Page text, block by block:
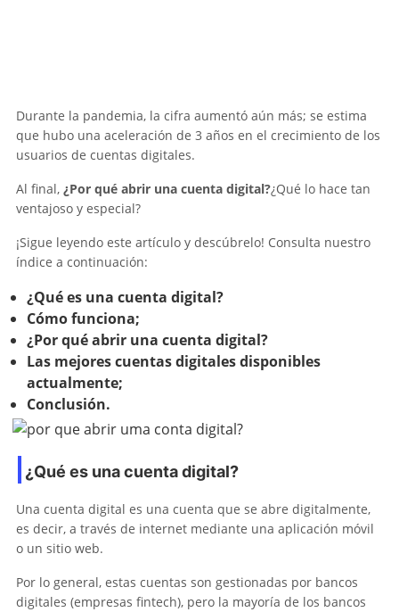
Durante la pandemia, la cifra aumentó aún más; se estima
que hubo una aceleración de 3 años en el crecimiento de los
usuarios de cuentas digitales.
Al final, ¿Por qué abrir una cuenta digital?¿Qué lo hace tan
ventajoso y especial?
¡Sigue leyendo este artículo y descúbrelo! Consulta nuestro
índice a continuación:
¿Qué es una cuenta digital?
Cómo funciona;
¿Por qué abrir una cuenta digital?
Las mejores cuentas digitales disponibles
actualmente;
Conclusión.
¿Qué es una cuenta digital?
Una cuenta digital es una cuenta que se abre digitalmente,
es decir, a través de internet mediante una aplicación móvil
o un sitio web.
Por lo general, estas cuentas son gestionadas por bancos
digitales (empresas fintech), pero la mayoría de los bancos